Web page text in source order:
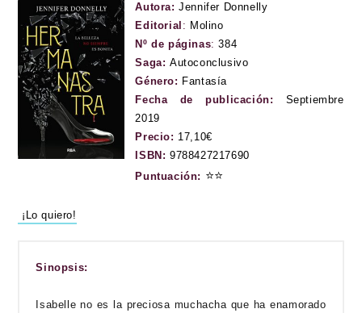
Autora: Jennifer Donnelly
Editorial : Molino
Nº de páginas: 384
Saga:Autoconclusivo
Género: Fantasía
Fecha de publicación: Septiembre
2019
Precio: 17,10€
ISBN: 9788427217690
Puntuación: ⭐⭐
¡Lo quiero!
Sinopsis:
Isabelle no es la preciosa muchacha que ha enamorado